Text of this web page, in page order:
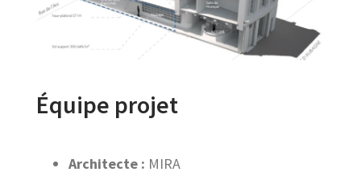
Équipe projet
Architecte : MIRA